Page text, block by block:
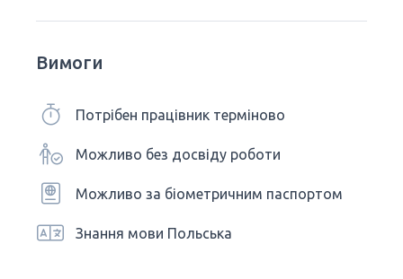
Вимоги
Потрібен працівник терміново
Можливо без досвіду роботи
Можливо за біометричним паспортом
Знання мови Польська